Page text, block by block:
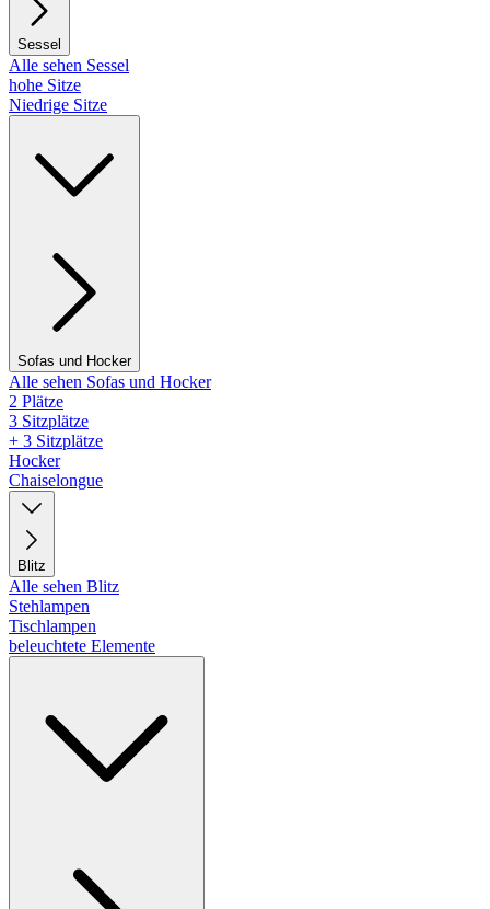
Sessel
Alle sehen Sessel
hohe Sitze
Niedrige Sitze
Sofas und Hocker
Alle sehen Sofas und Hocker
2 Plätze
3 Sitzplätze
+ 3 Sitzplätze
Hocker
Chaiselongue
Blitz
Alle sehen Blitz
Stehlampen
Tischlampen
beleuchtete Elemente